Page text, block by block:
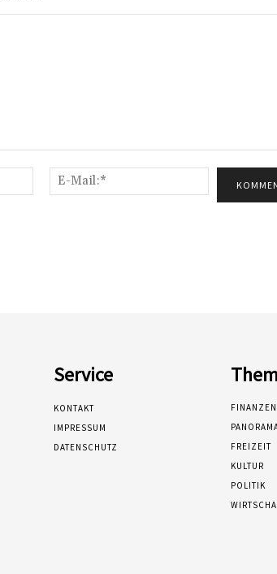
Name:*
Mail:*
Service
KONTAKT
IMPRESSUM
DATENSCHUTZ
FINANZEN
FREIZEIT
KULTUR
POLITIK